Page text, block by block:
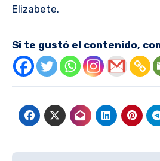
Elizabete.
Si te gustó el contenido,